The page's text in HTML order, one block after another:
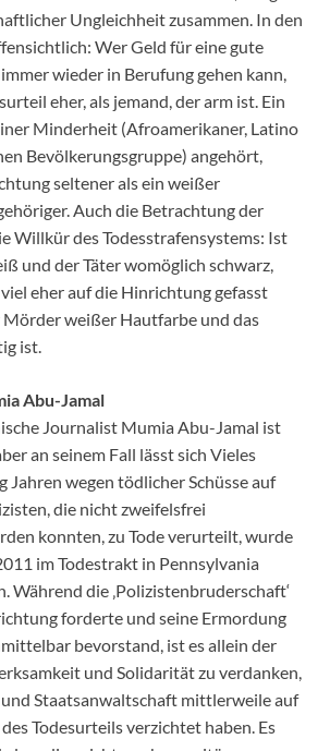
Ungleichheit zusammen. In den
Wer Geld für eine gute
wieder in Berufung gehen kann,
eher, als jemand, der arm ist. Ein
Minderheit (Afroamerikaner, Latino
Bevölkerungsgruppe) angehört,
seltener als ein weißer
Auch die Betrachtung der
Willkür des Todesstrafensystems: Ist
und der Täter womöglich schwarz,
eher auf die Hinrichtung gefasst
Mörder weißer Hautfarbe und das
ist.
Abu-Jamal
Journalist Mumia Abu-Jamal ist
an seinem Fall lässt sich Vieles
Jahren wegen tödlicher Schüsse auf
die nicht zweifelsfrei
konnten, zu Tode verurteilt, wurde
im Todestrakt in Pennsylvania
Während die ‚Polizistenbruderschaft‘
forderte und seine Ermordung
bevorstand, ist es allein der
und Solidarität zu verdanken,
Staatsanwaltschaft mittlerweile auf
Todesurteils verzichtet haben. Es